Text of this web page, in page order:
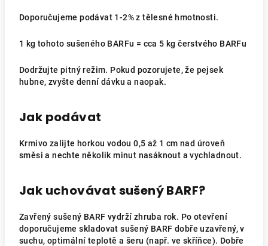
Doporučujeme podávat 1-2% z tělesné hmotnosti.
1 kg tohoto sušeného BARFu = cca 5 kg čerstvého BARFu
Dodržujte pitný režim. Pokud pozorujete, že pejsek
hubne, zvyšte denní dávku a naopak.
Jak podávat
Krmivo zalijte horkou vodou 0,5 až 1 cm nad úroveň
směsi a nechte několik minut nasáknout a vychladnout.
Jak uchovávat sušený BARF?
Zavřený sušený BARF vydrží zhruba rok. Po otevření
doporučujeme skladovat sušený BARF dobře uzavřený, v
suchu, optimální teplotě a šeru (např. ve skříňce). Dobře